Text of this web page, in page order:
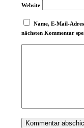
Website
Name, E-Mail-
nächsten Kommentar